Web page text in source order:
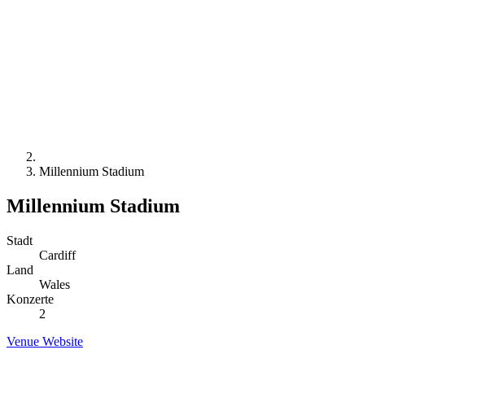
Millennium Stadium
Millennium Stadium
Stadt
Cardiff
Land
Wales
Konzerte
2
Venue Website